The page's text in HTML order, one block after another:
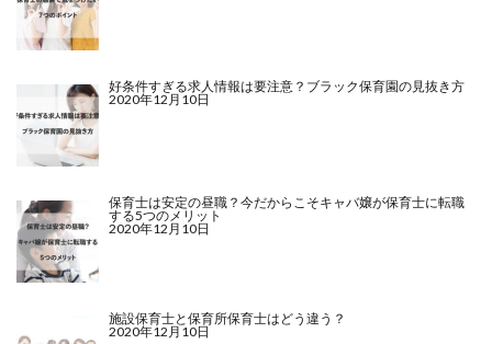
好条件すぎる求人情報は要注意？ブラック保育園の見抜き方
2020年12月10日
保育士は安定の昼職？今だからこそキャバ嬢が保育士に転職
する5つのメリット
2020年12月10日
施設保育士と保育所保育士はどう違う？
2020年12月10日